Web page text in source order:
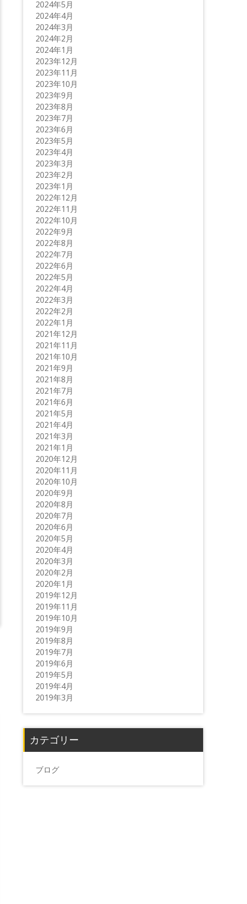
2024年5月
2024年4月
2024年3月
2024年2月
2024年1月
2023年12月
2023年11月
2023年10月
2023年9月
2023年8月
2023年7月
2023年6月
2023年5月
2023年4月
2023年3月
2023年2月
2023年1月
2022年12月
2022年11月
2022年10月
2022年9月
2022年8月
2022年7月
2022年6月
2022年5月
2022年4月
2022年3月
2022年2月
2022年1月
2021年12月
2021年11月
2021年10月
2021年9月
2021年8月
2021年7月
2021年6月
2021年5月
2021年4月
2021年3月
2021年1月
2020年12月
2020年11月
2020年10月
2020年9月
2020年8月
2020年7月
2020年6月
2020年5月
2020年4月
2020年3月
2020年2月
2020年1月
2019年12月
2019年11月
2019年10月
2019年9月
2019年8月
2019年7月
2019年6月
2019年5月
2019年4月
2019年3月
カテゴリー
ブログ